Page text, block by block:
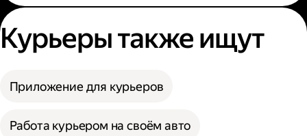
Курьеры также ищут
Приложение для курьеров
Работа курьером на своём авто